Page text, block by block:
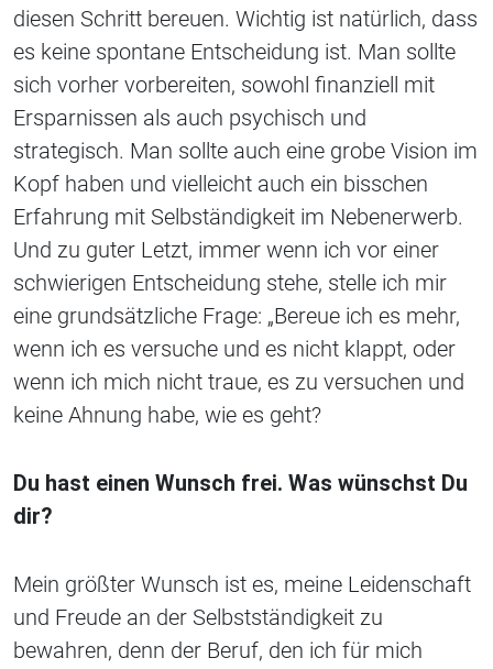
diesen Schritt bereuen. Wichtig ist natürlich, dass
es keine spontane Entscheidung ist. Man sollte
sich vorher vorbereiten, sowohl finanziell mit
Ersparnissen als auch psychisch und
strategisch. Man sollte auch eine grobe Vision im
Kopf haben und vielleicht auch ein bisschen
Erfahrung mit Selbständigkeit im Nebenerwerb.
Und zu guter Letzt, immer wenn ich vor einer
schwierigen Entscheidung stehe, stelle ich mir
eine grundsätzliche Frage: „Bereue ich es mehr,
wenn ich es versuche und es nicht klappt, oder
wenn ich mich nicht traue, es zu versuchen und
keine Ahnung habe, wie es geht?
Du hast einen Wunsch frei. Was wünschst Du
dir?
Mein größter Wunsch ist es, meine Leidenschaft
und Freude an der Selbstständigkeit zu
bewahren, denn der Beruf, den ich für mich